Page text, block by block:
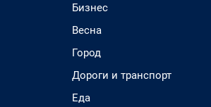
Бизнес
Весна
Город
Дороги и транспорт
Еда